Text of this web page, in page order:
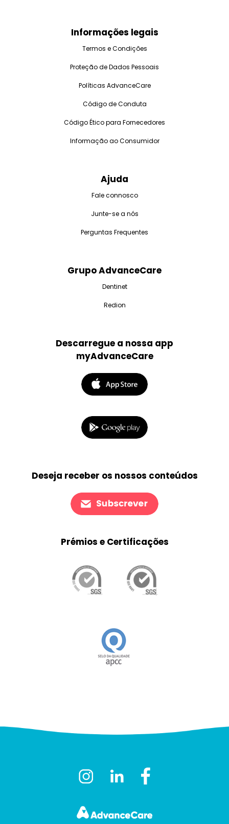
Informações legais
Termos e Condições
Proteção de Dados Pessoais
Políticas AdvanceCare
Código de Conduta
Código Ético para Fornecedores
Informação ao Consumidor
Ajuda
Fale connosco
Junte-se a nós
Perguntas Frequentes
Grupo AdvanceCare
Dentinet
Redion
Descarregue a nossa app
myAdvanceCare
Deseja receber os nossos conteúdos
Prémios e Certificações